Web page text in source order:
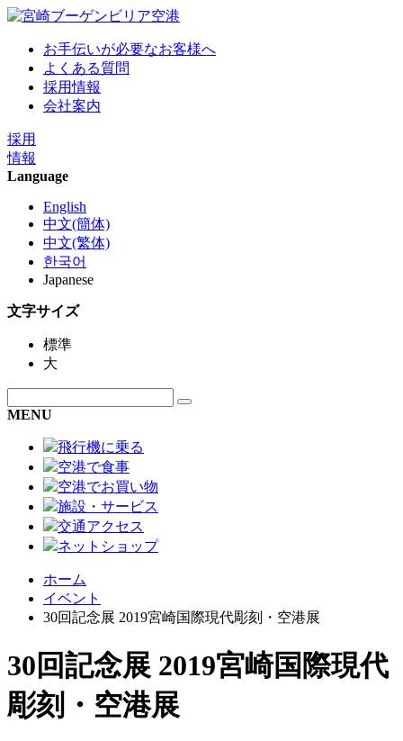
お手伝いが必要なお客様へ
よくある質問
採用情報
会社案内
採用
情報
Language
English
中文(簡体)
中文(繁体)
한국어
Japanese
文字サイズ
標準
大
MENU
飛行機に乗る
空港で食事
空港でお買い物
施設・サービス
交通アクセス
ネットショップ
ホーム
イベント
30回記念展 2019宮崎国際現代彫刻・空港展
30回記念展 2019宮崎国際現代
彫刻・空港展